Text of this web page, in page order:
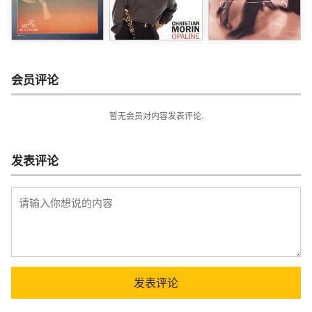
会员评论
暂无会员对内容发表评论.
发表评论